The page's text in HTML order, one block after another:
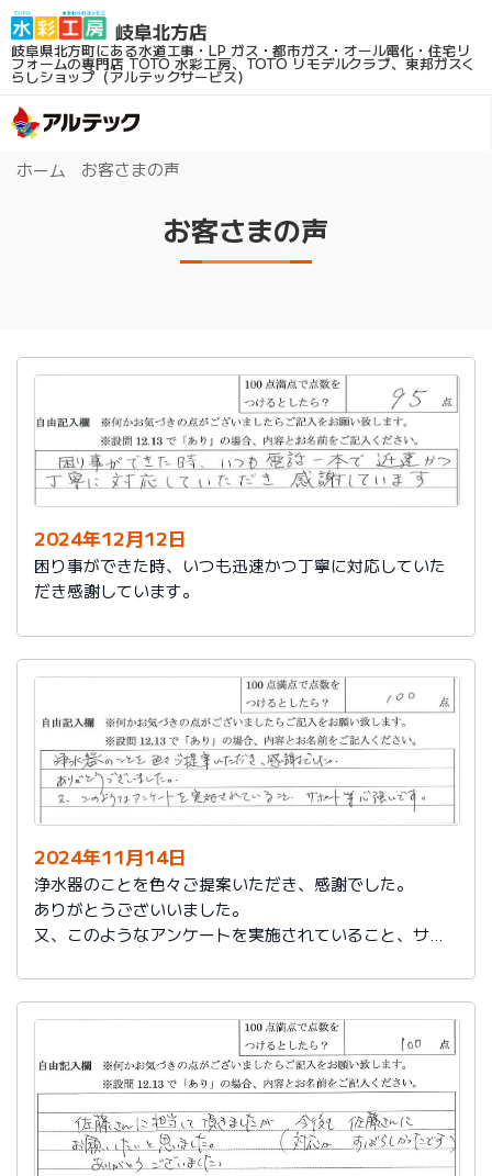
岐阜県北方町にある水道工事・LP ガス・都市ガス・オール電化・住宅リ
フォームの専門店TOTO 水彩工房、TOTO リモデルクラブ、東邦ガスく
らしショップ（アルテックサービス）
ホーム お客さまの声
お客さまの声
2024年12月12日
困り事ができた時、いつも迅速かつ丁寧に対応していた
だき感謝しています。
2024年11月14日
浄水器のことを色々ご提案いただき、感謝でした。
ありがとうございいました。
又、このようなアンケートを実施されていること、サポ